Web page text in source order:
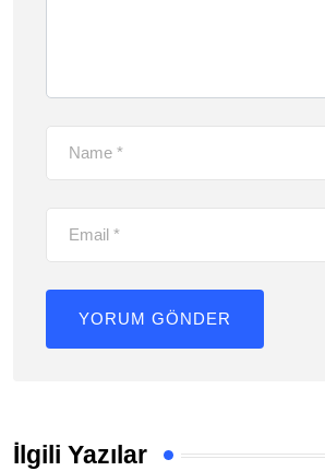
İlgili Yazılar